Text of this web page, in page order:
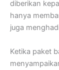
diberikan
hanya
juga
Ketika paket